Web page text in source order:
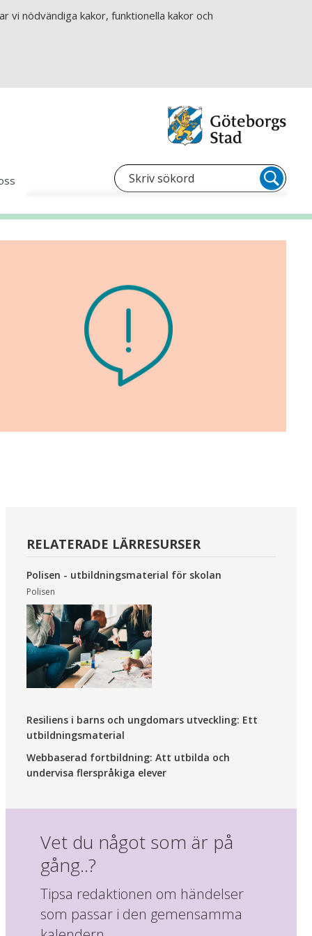
nödvändiga kakor, funktionella kakor och
RELATERADE LÄRRESURSER
Polisen - utbildningsmaterial för skolan
Polisen
Resiliens i barns och ungdomars utveckling: Ett
utbildningsmaterial
Webbaserad fortbildning: Att utbilda och
undervisa flerspråkiga elever
Vet du något som är på
gång..?
Tipsa redaktionen om händelser
som passar i den gemensamma